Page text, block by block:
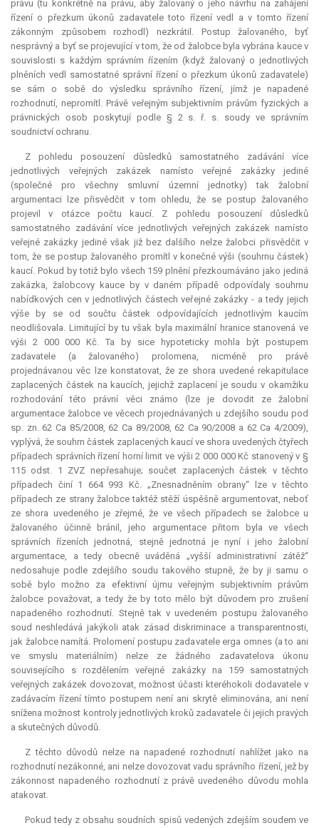
právu (tu konkrétně na právu, aby žalovaný o jeho návrhu na zahájení
řízení o přezkum úkonů zadavatele toto řízení vedl a v tomto řízení
zákonným způsobem rozhodl) nezkrátil. Postup žalovaného, byť
nesprávný a byť se projevující v tom, že od žalobce byla vybrána kaucev
souvislosti s každým správním řízením (když žalovaný o jednotlivých
plněních vedl samostatné správní řízení o přezkum úkonů zadavatele)
se sám o sobě do výsledku správního řízení, jímž je napadené
rozhodnutí, nepromítl. Právě veřejným subjektivním právům fyzických a
právnických osob poskytují podle § 2 s. ř. s. soudy ve správním
soudnictví ochranu.
Z pohledu posouzení důsledků samostatného zadávání více
jednotlivých veřejných zakázek namísto veřejné zakázky jediné
(společné pro všechny smluvní územní jednotky) tak žalobní
argumentaci lze přisvědčit v tom ohledu, že se postup žalovaného
projevil v otázce počtu kaucí. Z pohledu posouzení důsledků
samostatného zadávání více jednotlivých veřejných zakázek namísto
veřejné zakázky jediné však již bez dalšího nelze žalobci přisvědčit v
tom, že se postup žalovaného promítl v konečné výši (souhrnu částek)
kaucí. Pokud by totiž bylo všech 159 plnění přezkoumáváno jako jediná
zakázka, žalobcovy kauceby v daném případě odpovídaly souhrnu
nabídkových cen v jednotlivých částech veřejné zakázky - a tedy jejich
výše by se od součtu částek odpovídajících jednotlivým kaucím
neodlišovala. Limitující by tu však byla maximální hranice stanovená ve
výši 2 000 000 Kč. Ta by sice hypoteticky mohla být postupem
zadavatele (a žalovaného) prolomena, nicméně pro právě
projednávanou věc lze konstatovat, že ze shora uvedené rekapitulace
zaplacených částek na kaucích, jejichž zaplacení je soudu v okamžiku
rozhodování této právní věci známo (lze je dovodit ze žalobní
argumentace žalobce ve věcech projednávaných u zdejšího soudu pod
sp. zn. 62 Ca 85/2008, 62 Ca 89/2008, 62 Ca 90/2008 a 62 Ca 4/2009),
vyplývá, že souhrn částek zaplacených kaucí ve shora uvedených čtyřech
případech správních řízení horní limit ve výši 2 000 000 Kč stanovený v §
115 odst. 1 ZVZ nepřesahuje; součet zaplacených částek v těchto
případech činí 1 664 993 Kč. „Znesnadněním obrany“ lze v těchto
případech ze strany žalobce taktéž stěží úspěšně argumentovat, neboť
ze shora uvedeného je zřejmé, že ve všech případech se žalobce u
žalovaného účinně bránil, jeho argumentace přitom byla ve všech
správních řízeních jednotná, stejně jednotná je nyní i jeho žalobní
argumentace, a tedy obecně uváděná „vyšší administrativní zátěž“
nedosahuje podle zdejšího soudu takového stupně, že by ji samu o
sobě bylo možno za efektivní újmu veřejným subjektivním právům
žalobce považovat, a tedy že by toto mělo být důvodem pro zrušení
napadeného rozhodnutí. Stejně tak v uvedeném postupu žalovaného
soud neshledává jakýkoli atak zásad diskriminace a transparentnosti,
jak žalobce namítá. Prolomení postupu zadavatele erga omnes(a to ani
ve smyslu materiálním) nelze ze žádného zadavatelova úkonu
souvisejícího s rozdělením veřejné zakázky na 159 samostatných
veřejných zakázek dovozovat, možnost účasti kteréhokoli dodavatele v
zadávacím řízení tímto postupem není ani skrytě eliminována, ani není
snížena možnost kontroly jednotlivých kroků zadavatele či jejich pravých
a skutečných důvodů.
Z těchto důvodů nelze na napadené rozhodnutí nahlížet jako na
rozhodnutí nezákonné, ani nelze dovozovat vadu správního řízení, jež by
zákonnost napadeného rozhodnutí z právě uvedeného důvodu mohla
atakovat.
Pokud tedy z obsahu soudních spisů vedených zdejším soudem ve